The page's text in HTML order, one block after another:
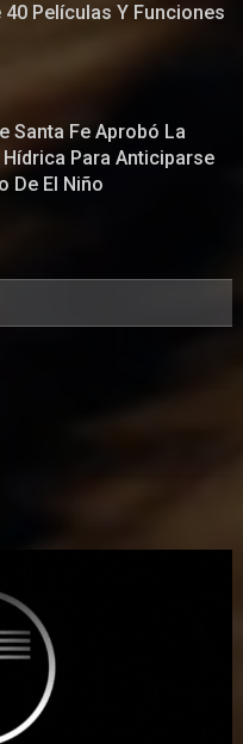
40 Películas Y Funciones
Santa Fe Aprobó La
Hídrica Para Anticiparse
De El Niño